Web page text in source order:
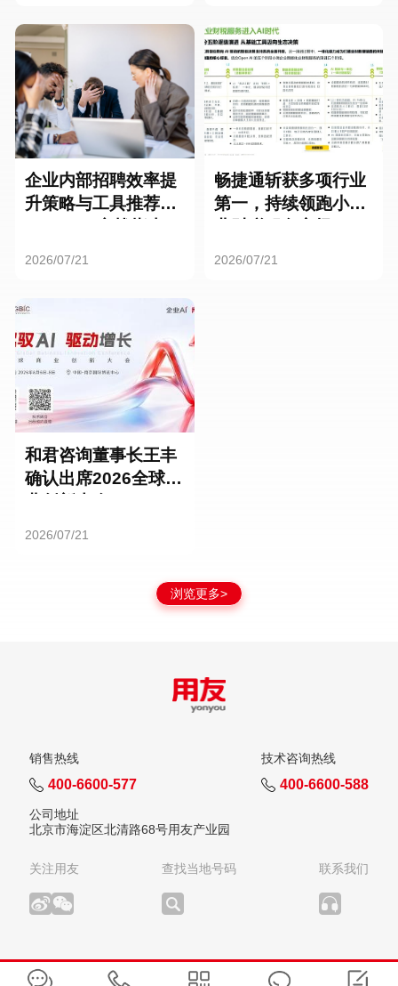
企业内部招聘效率提
升策略与工具推荐：
2026/07/21
畅捷通斩获多项行业
第一，持续领跑小微
2026/07/21
和君咨询董事长王丰
确认出席2026全球商
2026/07/21
浏览更多>
销售热线
400-6600-577
技术咨询热线
400-6600-588
公司地址
北京市海淀区北清路68号用友产业园
关注用友 查找当地号码 联系我们
版权所有：用友网络科技股份有限公司